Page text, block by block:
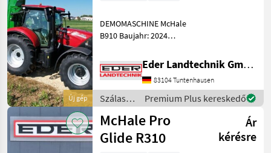
Új gép
DEMOMASCHINE McHale
B910 Baujahr: 2024
Transporthöhe: 4m
Gewicht: 2.760 kg Anzahl
Scheiben: 14 28 Klingen
Mähscheiben Drehzahl:
3.200 UPM Schn
Eder Landtechnik GmbH
83104 Tuntenhausen
Szálastakarmány
betakarítók
/ McHale
Premium Plus kereskedő
McHale Pro
Glide R310
Ár
kérésre